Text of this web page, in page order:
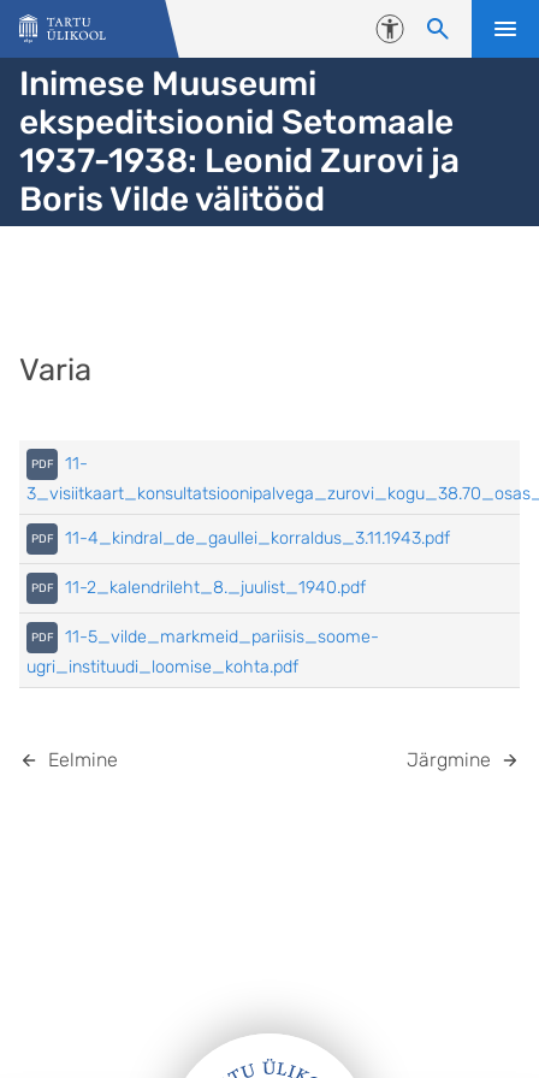
Liigu edasi põhisisu juurde
Juurdepääsetavus
Inimese Muuseumi
ekspeditsioonid Setomaale
1937-1938: Leonid Zurovi ja
Boris Vilde välitööd
Varia
11-
11-4_kindral_de_gaullei_korraldus_3.11.1943.pdf
11-2_kalendrileht_8._juulist_1940.pdf
11-5_vilde_markmeid_pariisis_soome-
ugri_instituudi_loomise_kohta.pdf
Eelmine Järgmine